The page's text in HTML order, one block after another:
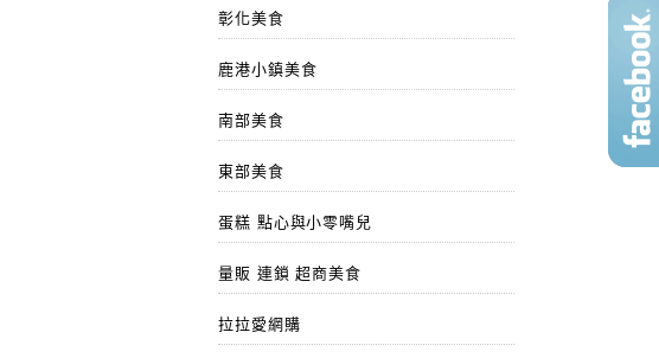
彰化美食
鹿港小鎮美食
南部美食
東部美食
蛋糕 點心與小零嘴兒
量販 連鎖 超商美食
拉拉愛網購